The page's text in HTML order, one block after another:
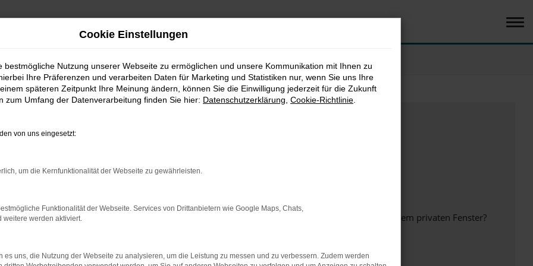
bestimmter Seiten verhindern. Funktioniert die Seite in einem anderen Browser oder in einem privaten Fenster?
beheben.
Cookie Einstellungen
bestmögliche Nutzung unserer Webseite zu ermöglichen und unsere Kommunikation mit Ihnen zu
Ihre Präferenzen und verarbeiten Daten für Marketing und Statistiken nur, wenn Sie uns Ihre
späteren Zeitpunkt Ihre Meinung ändern, können Sie die Einwilligung jederzeit für die Zukunft
zum Umfang der Datenverarbeitung finden Sie hier: Datenschutzerklärung Cookie-Richtlinie
von uns eingesetzt:
um die Kernfunktionalität der Webseite zu gewährleisten.
Funktionalität der Webseite. Services von Drittanbietern wie Google Maps, Chats,
weitere werden aktiviert.
es uns, die Nutzung der Webseite zu analysieren, um die Leistung zu messen und zu verbessern. Zudem werden